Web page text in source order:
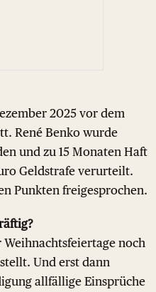
2025 vor dem
René Benko wurde
und zu 15 Monaten Haft
Geldstrafe verurteilt.
Punkten freigesprochen.
noch
Und erst dann
allfällige Einsprüche